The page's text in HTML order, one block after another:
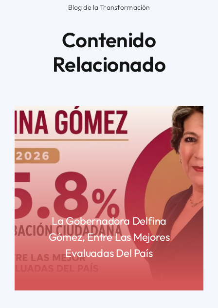
Blog de la Transformación
Contenido
Relacionado
La Gobernadora Delfina
Gómez, Entre Las Mejores
Evaluadas Del País